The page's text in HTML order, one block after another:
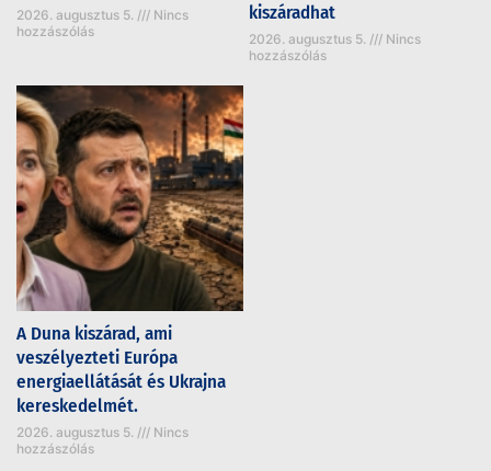
2026. augusztus 5.
Nincs
hozzászólás
kiszáradhat
2026. augusztus 5.
Nincs
hozzászólás
A Duna kiszárad, ami
veszélyezteti Európa
energiaellátását és Ukrajna
kereskedelmét.
2026. augusztus 5.
Nincs
hozzászólás